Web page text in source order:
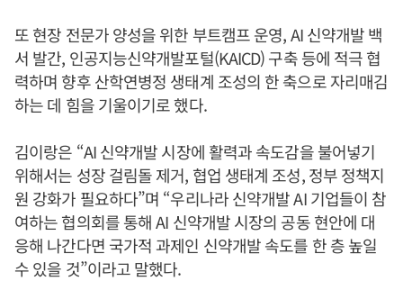
또 현장 전문가 양성을 위한 부트캠프 운영, AI 신약개발 백
서 발간, 인공지능신약개발포털(KAICD) 구축 등에 적극 협
력하며 향후 산학연병정 생태계 조성의 한 축으로 자리매김
하는 데 힘을 기울이기로 했다.
김이랑은 “AI 신약개발 시장에 활력과 속도감을 불어넣기
위해서는 성장 걸림돌 제거, 협업 생태계 조성, 정부 정책지
원 강화가 필요하다”며 “우리나라 신약개발 AI 기업들이 참
여하는 협의회를 통해 AI 신약개발 시장의 공동 현안에 대
응해 나간다면 국가적 과제인 신약개발 속도를 한 층 높일
수 있을 것”이라고 말했다.